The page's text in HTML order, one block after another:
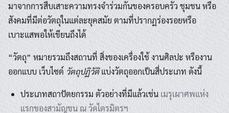
มาจากการสืบเสาะความทรงจำร่วมกันของครอบครัว ชุมชน หรือ
สังคมที่มีต่อวัตถุในแต่ละยุคสมัย ตามที่ปรากฏร่องรอยหรือ
เบาะแสพอให้เขียนถึงได้
“วัตถุ” หมายรวมถึงสถานที่ สิ่งของเครื่องใช้ งานศิลปะ หรืองาน
ออกแบบ เว็บไซต์ วัตถุปฏิวัติแบ่งวัตถุออกเป็นสี่ประเภท ดังนี้
ประเภทสถาปัตยกรรม ตัวอย่างที่มีแล้วเช่น เมรุเผาศพแห่ง
แรกของสามัญชน ณ วัดไตรมิตรฯ